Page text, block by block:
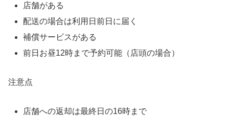
店舗がある
配送の場合は利用日前日に届く
補償サービスがある
前日お昼12時まで予約可能（店頭の場合）
注意点
店舗への返却は最終日の16時まで